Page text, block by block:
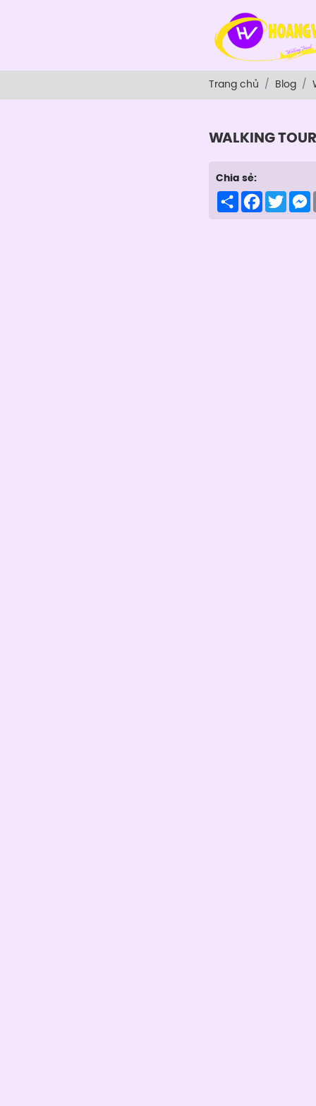
Trang chủ Blog
WALKING TOUR
Chia sẻ:
ShareFacebook